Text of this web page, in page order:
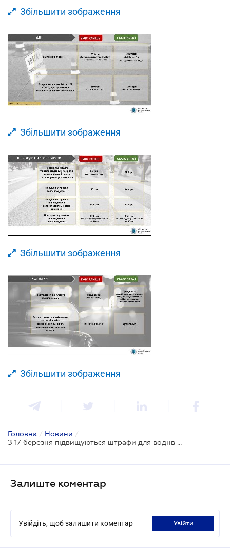
Збільшити зображення
Збільшити зображення
Збільшити зображення
Збільшити зображення
Головна / Новини /
З 17 березня підвищуються штрафи для водіїв і пішоходів
Залиште коментар
Увійдіть, щоб залишити коментар увійти